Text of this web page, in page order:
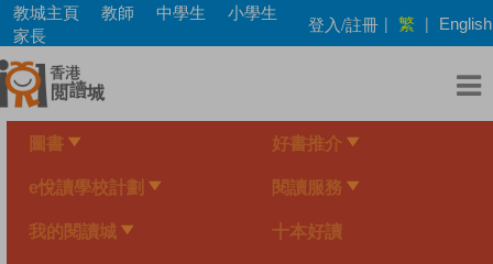
Skip
main
content
教城主頁 教師 中學生
小學生
家長
登入/註冊 | 繁 | English
圖書 好書推介
e悅讀學校計劃 閱讀服務
我的閱讀城 十本好讀